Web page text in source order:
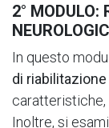
2°
In questo
di
Inoltre, si